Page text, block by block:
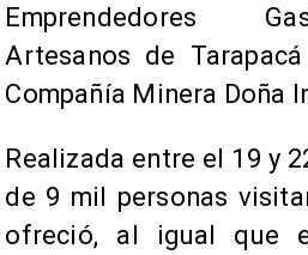
Emprendedores
Artesanos de
Compañía Minera Doña
Realizada entre el 19 y
de 9 mil personas
ofreció, al igual que